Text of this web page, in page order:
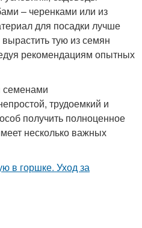
– черенками или из
для посадки лучше
тую из семян
рекомендациям опытных
семенами
трудоемкий и
получить полноценное
несколько важных